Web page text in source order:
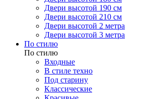
Двери высотой 190 см
Двери высотой 210 см
Двери высотой 2 метра
Двери высотой 3 метра
По стилю
По стилю
Входные
В стиле техно
Под старину
Классические